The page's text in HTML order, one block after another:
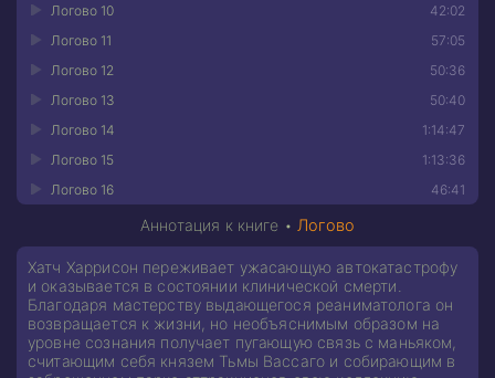
42:02
Логово 10
57:05
Логово 11
50:36
Логово 12
50:40
Логово 13
1:14:47
Логово 14
1:13:36
Логово 15
46:41
Логово 16
Аннотация к книге • Логово
Хатч Харрисон переживает ужасающую автокатастрофу
и оказывается в состоянии клинической смерти.
Благодаря мастерству выдающегося реаниматолога он
возвращается к жизни, но необъяснимым образом на
уровне сознания получает пугающую связь с маньяком,
считающим себя князем Тьмы Вассаго и собирающим в